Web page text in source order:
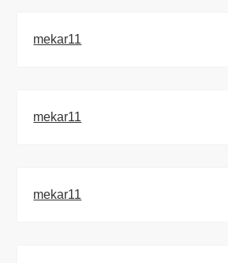
mekar11
mekar11
mekar11